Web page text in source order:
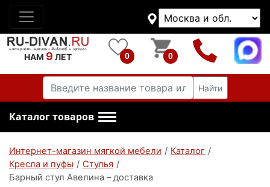
НАМ 9 ЛЕТ 0 0
Найти
Каталог товаров
Интернет-магазин мягкой мебели / Каталог /
Кресла и пуфы / Стулья /
Барный стул Авелина – доставка